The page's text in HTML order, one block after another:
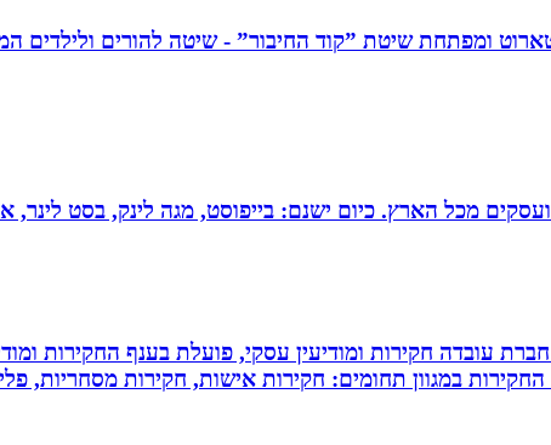
מכל הארץ. כיום ישנם: בייפוסט, מגה לינק, בסט לינר,
עובדה חקירות ומודיעין עסקי, פועלת בענף החקירות
במגוון תחומים: חקירות אישות, חקירות מסחריות,